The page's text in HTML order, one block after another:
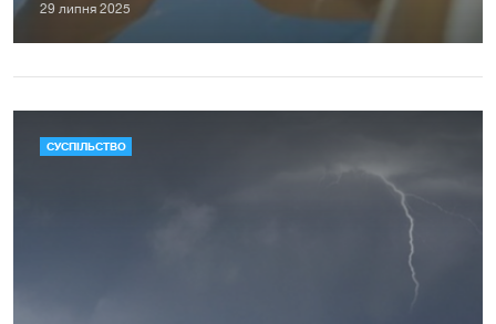
29 липня 2025
СУСПІЛЬСТВО